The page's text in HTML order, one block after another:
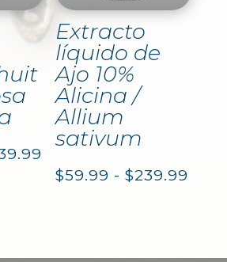
$239.99
de
Extracto
líquido de
Ajo 10%
Alicina /
Allium
sativum
$59.99 - $239.99